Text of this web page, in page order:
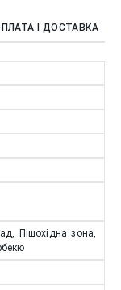
І ДОСТАВКА
Пішохідна зона,